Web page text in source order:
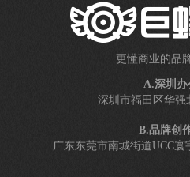
更懂商业的品
A.深圳办
深圳市福田区华强
B.品牌创
广东东莞市南城街道UCC寰